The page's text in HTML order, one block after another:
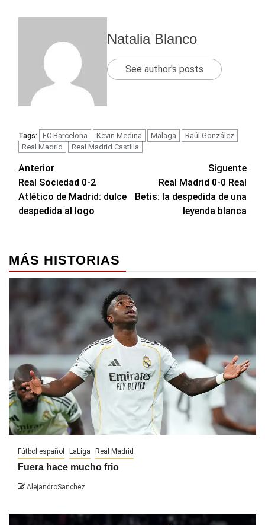
Natalia Blanco
See author's posts
Tags: FC Barcelona Kevin Medina Málaga
Raúl González
Real Madrid
Real Madrid Castilla
Navegación
de
entradas
Anterior
Real Sociedad 0-2
Atlético de Madrid: dulce
despedida al logo
Siguente
Real Madrid 0-0 Real
Betis: la despedida de una
leyenda blanca
MÁS HISTORIAS
Fútbol español LaLiga Real Madrid
Fuera hace mucho frio
AlejandroSanchez